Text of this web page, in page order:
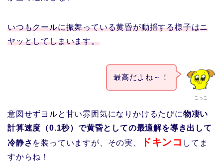
いつもクールに振舞っている黄昏が動揺する様子はニ
ヤッとしてしまいます。
こっこ
最高だよね～！
意図せずヨルと甘い雰囲気になりかけるたびに物凄い
計算速度（0.1秒）で黄昏としての最適解を導き出して
冷静さ を装っていますが、その実、 ドキンコ してま
すからね！